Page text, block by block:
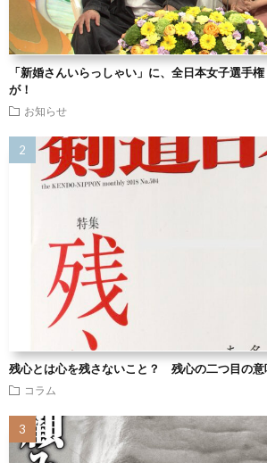
「新婚さんいらっしゃい」に、全日本女子選手
が！
お知らせ
残心とは心を残さないこと？ 残心の二つ目の意
コラム